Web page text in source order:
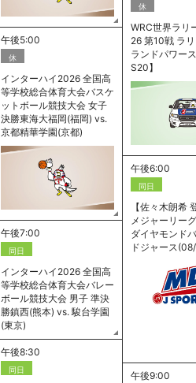
休
WRC世界ラリ
26 第10戦 ラ
ランドパワー
S20】
午後5:00
休
インターハイ2026 全国高
等学校総合体育大会バスケ
ットボール競技大会 女子
決勝東海大福岡(福岡) vs.
京都精華学園(京都)
午後6:00
同日
【佐々木朗希
メジャーリー
ダイヤモンド
ドジャース
午後7:00
同日
インターハイ2026 全国高
等学校総合体育大会バレー
ボール競技大会 男子 準決
勝鎮西(熊本) vs. 駿台学園
(東京)
午後8:30
同日 午後9:00